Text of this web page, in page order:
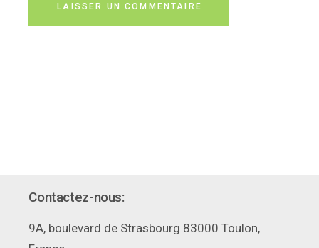
LAISSER UN COMMENTAIRE
Contactez-nous:
9A, boulevard de Strasbourg 83000 Toulon,